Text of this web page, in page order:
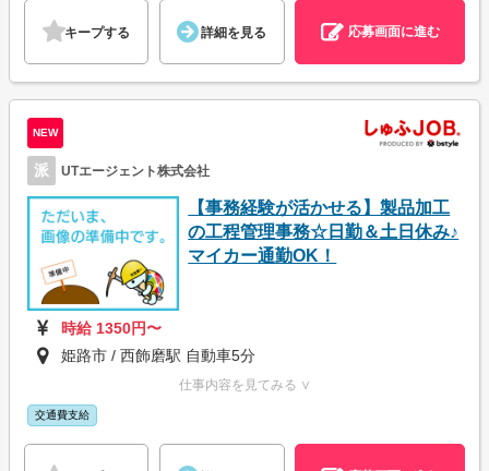
キープする 詳細を見る 応募画面に進む
NEW
派 UTエージェント株式会社
【事務経験が活かせる】製品加工
の工程管理事務☆日勤＆土日休み♪
マイカー通勤OK！
時給 1350円〜
姫路市 / 西飾磨駅 自動車5分
仕事内容を見てみる ∨
交通費支給